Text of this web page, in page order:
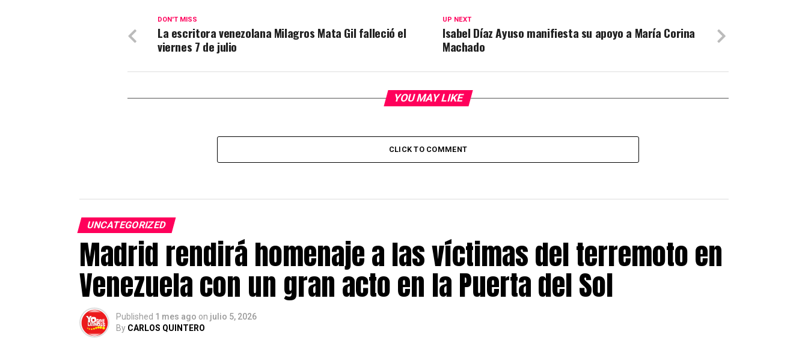
UP NEXT
Isabel Díaz Ayuso manifiesta su apoyo a María Corina
Machado
DON'T MISS
La escritora venezolana Milagros Mata Gil falleció el
viernes 7 de julio
YOU MAY LIKE
CLICK TO COMMENT
UNCATEGORIZED
Madrid rendirá homenaje a las víctimas del terremoto en
Venezuela con un gran acto en la Puerta del Sol
Published 1 mes ago on julio 5, 2026
By CARLOS QUINTERO